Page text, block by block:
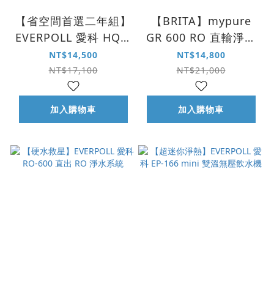
【省空間首選二年組】
EVERPOLL 愛科 HQF-
4000 4 合 1 多功能抑
垢淨水系統
NT$14,500
NT$17,100
加入購物車
【BRITA】mypure
GR 600 RO 直輸淨水
系統
NT$14,800
NT$21,000
加入購物車